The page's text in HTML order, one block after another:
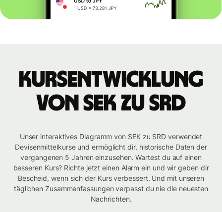
Kursentwicklung
von SEK zu SRD
Unser interaktives Diagramm von SEK zu SRD verwendet
Devisenmittelkurse und ermöglicht dir, historische Daten der
vergangenen 5 Jahren einzusehen. Wartest du auf einen
besseren Kurs? Richte jetzt einen Alarm ein und wir geben dir
Bescheid, wenn sich der Kurs verbessert. Und mit unseren
täglichen Zusammenfassungen verpasst du nie die neuesten
Nachrichten.